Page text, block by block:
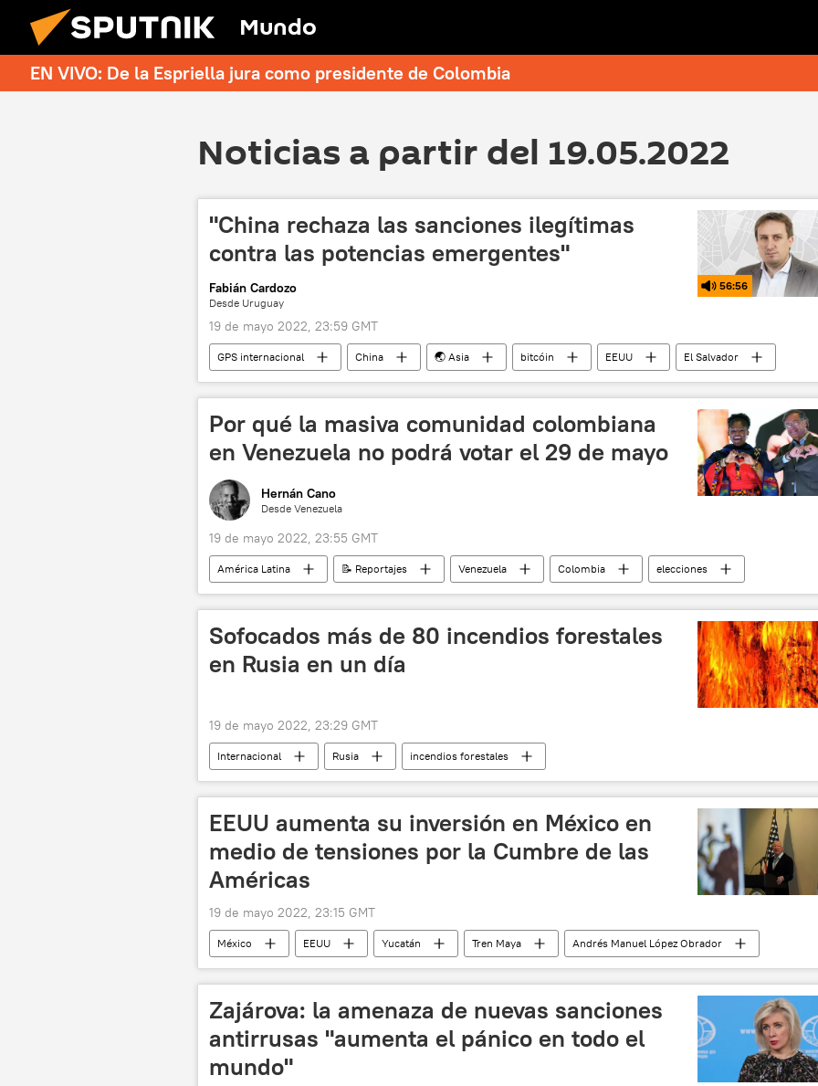
Mundo
EN VIVO: De la Espriella jura como presidente de Colombia
Noticias a partir del 19.05.2022
"China rechaza las sanciones ilegítimas
contra las potencias emergentes"
56:56
Fabián Cardozo
Desde Uruguay
19 de mayo 2022, 23:59 GMT
GPS internacional China 🌏 Asia bitcóin EEUU El Salvador
Por qué la masiva comunidad colombiana
en Venezuela no podrá votar el 29 de mayo
Hernán Cano
Desde Venezuela
19 de mayo 2022, 23:55 GMT
América Latina 📝 Reportajes Venezuela Colombia
elecciones
Gustavo Petro
progresismo
Sofocados más de 80 incendios forestales
en Rusia en un día
19 de mayo 2022, 23:29 GMT
Internacional Rusia incendios forestales
EEUU aumenta su inversión en México en
medio de tensiones por la Cumbre de las
Américas
19 de mayo 2022, 23:15 GMT
México EEUU Yucatán Tren Maya
Andrés Manuel López Obrador
Joe Biden
América Latina
Zajárova: la amenaza de nuevas sanciones
antirrusas "aumenta el pánico en todo el
mundo"